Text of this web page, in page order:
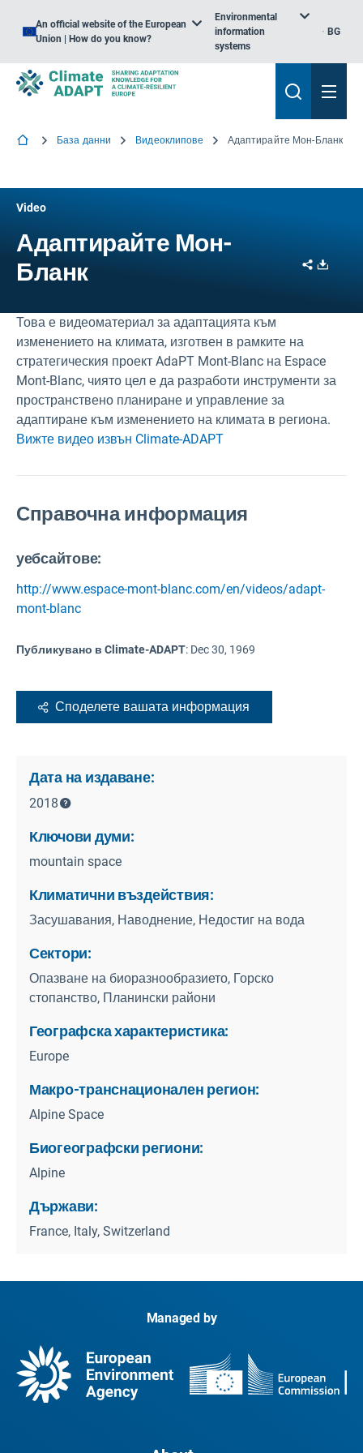
An official website of the European
Union | How do you know?
Environmental
information
systems
BG
База данни Видеоклипове Адаптирайте Мон-Бланк
Video
Адаптирайте Мон-
Бланк
Share
Това е видеоматериал за адаптацията към
изменението на климата, изготвен в рамките на
стратегическия проект AdaPT Mont-Blanc на Espace
Mont-Blanc, чиято цел е да разработи инструменти за
пространствено планиране и управление за
адаптиране към изменението на климата в региона.
Вижте видео извън Climate-ADAPT
Справочна информация
уебсайтове:
http://www.espace-mont-blanc.com/en/videos/adapt-
mont-blanc
Публикувано в Climate-ADAPT: Dec 30, 1969
Споделете вашата информация
Дата на издаване:
2018
Ключови думи:
mountain space
Климатични въздействия:
Засушавания, Наводнение, Недостиг на вода
Сектори:
Опазване на биоразнообразието, Горско
стопанство, Планински райони
Географска характеристика:
Europe
Макро-транснационален регион:
Alpine Space
Биогеографски региони:
Alpine
Държави:
France, Italy, Switzerland
Managed by